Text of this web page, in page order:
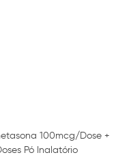
100mcg/Dose +
Pó Inalatório